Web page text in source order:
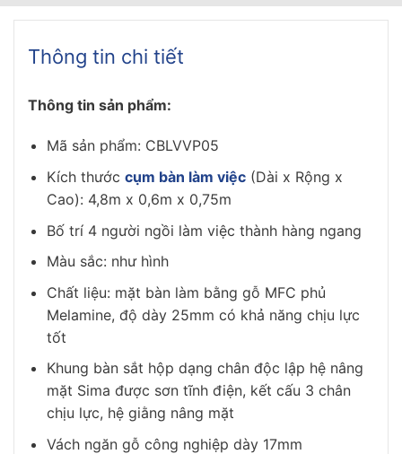
Thông tin chi tiết
Thông tin sản phẩm:
Mã sản phẩm: CBLVVP05
Kích thước cụm bàn làm việc(Dài x Rộng x
Cao): 4,8m x 0,6m x 0,75m
Bố trí 4 người ngồi làm việc thành hàng ngang
Màu sắc: như hình
Chất liệu: mặt bàn làm bằng gỗ MFC phủ
Melamine, độ dày 25mm có khả năng chịu lực
tốt
Khung bàn sắt hộp dạng chân độc lập hệ nâng
mặt Sima được sơn tĩnh điện, kết cấu 3 chân
chịu lực, hệ giằng nâng mặt
Vách ngăn gỗ công nghiệp dày 17mm